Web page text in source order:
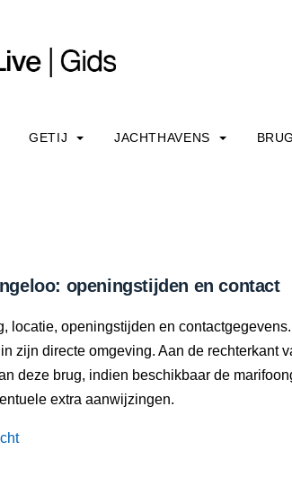
GETIJ JACHTHAVENS
openingstijden en contact
locatie, openingstijden en
zijn directe omgeving. Aan de rechterkant
deze brug, indien beschikbaar de
extra aanwijzingen.